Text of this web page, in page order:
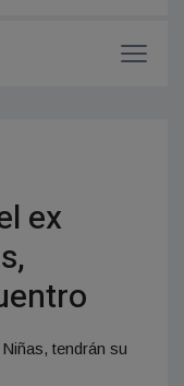
ex
tendrán su